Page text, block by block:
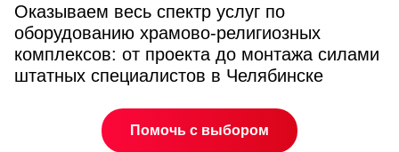
Оказываем весь спектр услуг по
оборудованию храмово-религиозных
комплексов: от проекта до монтажа силами
штатных специалистов в Челябинске
Помочь с выбором